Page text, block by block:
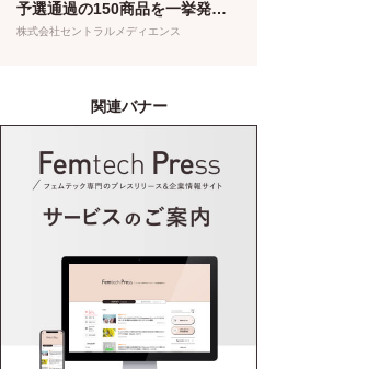
予選通過の150商品を一挙発
表！本日より特設サイトもオー
株式会社セントラルメディエンス
関連バナー